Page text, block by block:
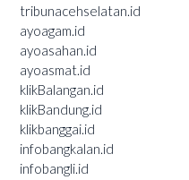
tribunacehselatan.id
ayoagam.id
ayoasahan.id
ayoasmat.id
klikBalangan.id
klikBandung.id
klikbanggai.id
infobangkalan.id
infobangli.id